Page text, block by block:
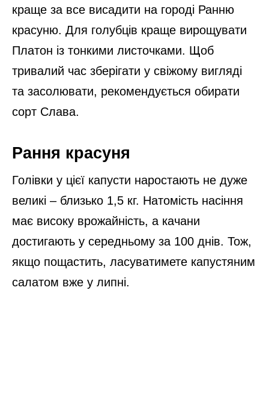
краще за все висадити на городі Ранню
красуню. Для голубців краще вирощувати
Платон із тонкими листочками. Щоб
тривалий час зберігати у свіжому вигляді
та засолювати, рекомендується обирати
сорт Слава.
Рання красуня
Голівки у цієї капусти наростають не дуже
великі – близько 1,5 кг. Натомість насіння
має високу врожайність, а качани
достигають у середньому за 100 днів. Тож,
якщо пощастить, ласуватимете капустяним
салатом вже у липні.